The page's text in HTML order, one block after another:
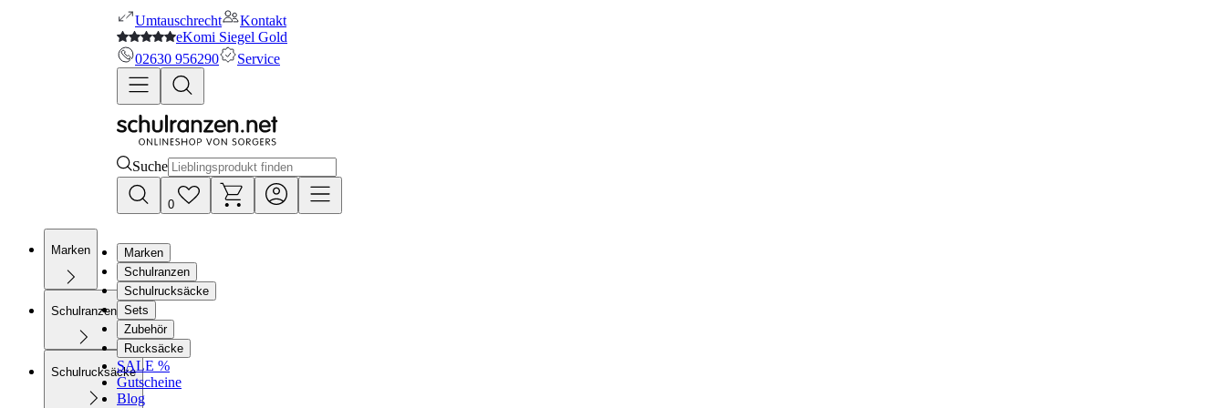
Umtauschrecht
Kontakt
eKomi Siegel Gold
02630 956290
Service
Suche
0
Marken
Schulranzen
Schulrucksäcke
Marken
Schulranzen
Schulrucksäcke
Sets
Zubehör
Rucksäcke
SALE %
Gutscheine
Blog